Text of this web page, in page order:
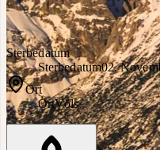
Sterbedatum
Sterbedatum02.
Ort
OrtVöls